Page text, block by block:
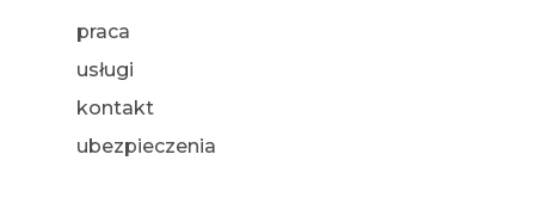
praca
usługi
kontakt
ubezpieczenia